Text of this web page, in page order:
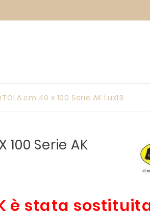
cm 40 x 100 Serie AK Lux13
100 Serie AK
è stata sostituita